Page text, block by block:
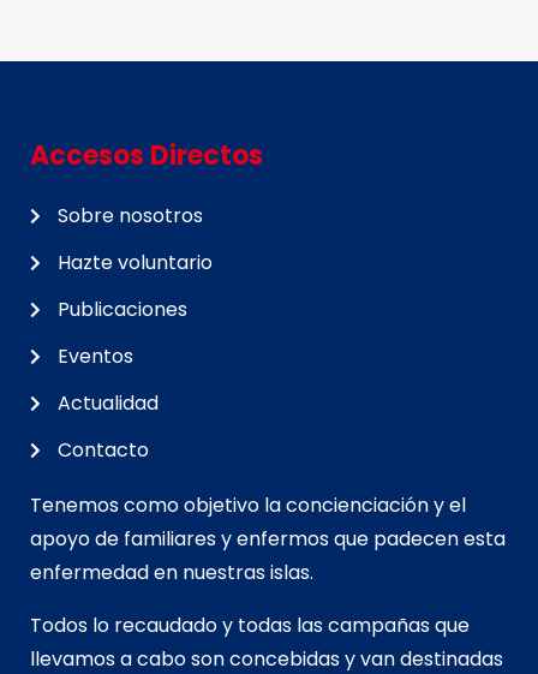
Accesos Directos
Sobre nosotros
Hazte voluntario
Publicaciones
Eventos
Actualidad
Contacto
Tenemos como objetivo la concienciación y el
apoyo de familiares y enfermos que padecen esta
enfermedad en nuestras islas.
Todos lo recaudado y todas las campañas que
llevamos a cabo son concebidas y van destinadas